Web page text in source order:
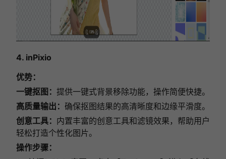
4. inPixio
优势：
一键抠图： 提供一键式背景移除功能，操作简便快捷。
高质量输出： 确保抠图结果的高清晰度和边缘平滑度。
创意工具： 内置丰富的创意工具和滤镜效果，帮助用户
轻松打造个性化图片。
操作步骤：